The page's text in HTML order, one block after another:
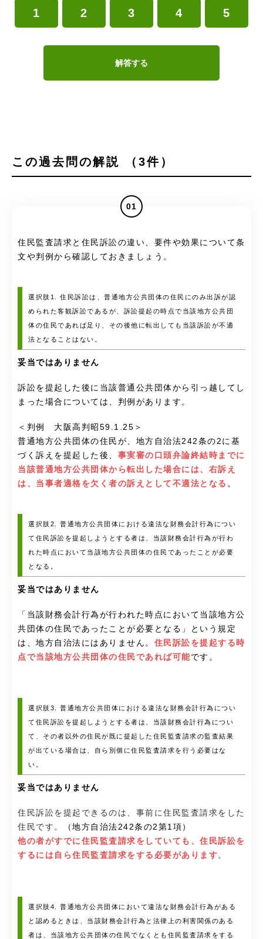
1 2 3 4 5
解答する
この過去問の解説 （3件）
01
住民監査請求と住民訴訟の違い、要件や効果について条
文や判例から確認しておきましょう。
選択肢1. 住民訴訟は、普通地方公共団体の住民にのみ出訴が認
められた客観訴訟であるが、訴訟提起の時点で当該地方公共団
体の住民であれば足り、その後他に転出しても当該訴訟が不適
法となることはない。
妥当ではありません
訴訟を提起した後に当該普通公共団体から引っ越してし
まった場合については、判例があります。
＜判例 大阪高判昭59.1.25＞
普通地方公共団体の住民が、地方自治法242条の2に基
づく訴えを提起した後、 事実審の口頭弁論終結時までに
当該普通地方公共団体から転出した場合には、右訴え
は、当事者適格を欠く者の訴えとして不適法となる 。
選択肢2. 普通地方公共団体における違法な財務会計行為につい
て住民訴訟を提起しようとする者は、当該財務会計行為が行わ
れた時点において当該地方公共団体の住民であったことが必要
となる。
妥当ではありません
「当該財務会計行為が行われた時点において当該地方公
共団体の住民であったことが必要となる」という規定
は、地方自治法にはありません。 住民訴訟を提起する時
点で当該地方公共団体の住民であれば可能です。
選択肢3. 普通地方公共団体における違法な財務会計行為につい
て住民訴訟を提起しようとする者は、当該財務会計行為につい
て、その者以外の住民が既に提起した住民監査請求の監査結果
が出ている場合は、自ら別個に住民監査請求を行う必要はな
い。
妥当ではありません
住民訴訟を提起できるのは、事前に住民監査請求をした
住民です。
（地方自治法242条の2第1項）
他の者がすでに住民監査請求をしていても、住民訴訟を
するには自ら住民監査請求をする必要があります。
選択肢4. 普通地方公共団体において違法な財務会計行為がある
と認めるときは、当該財務会計行為と法律上の利害関係のある
者は、当該地方公共団体の住民でなくとも住民監査請求をする